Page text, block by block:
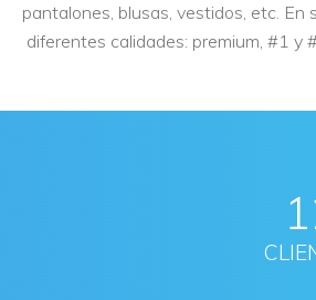
pantalones, blusas, vestidos, etc. En
diferentes calidades: premium, #1 y